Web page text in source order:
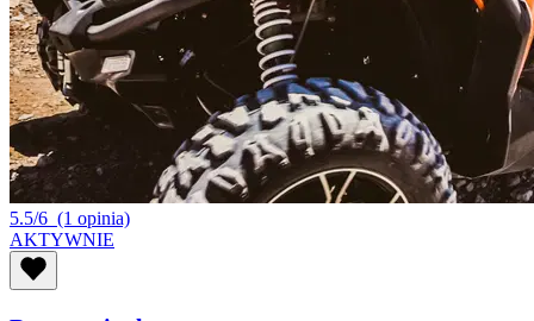
5.5/6 (1 opinia)
AKTYWNIE